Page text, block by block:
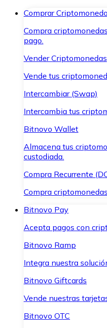
Comprar
Compra
pago.
Vender Criptomonedas
Vende tus
Intercambiar (Swap)
Intercambia tus
Bitnovo Wallet
Almacena tus
custodiada.
Compra Recurrente
Compra
Bitnovo Pay
Acepta pagos con
Bitnovo Ramp
Integra nuestra
Bitnovo Giftcards
Vende nuestras
Bitnovo OTC